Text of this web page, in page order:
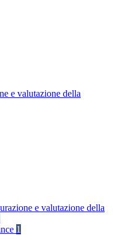
e valutazione della
e valutazione della
1